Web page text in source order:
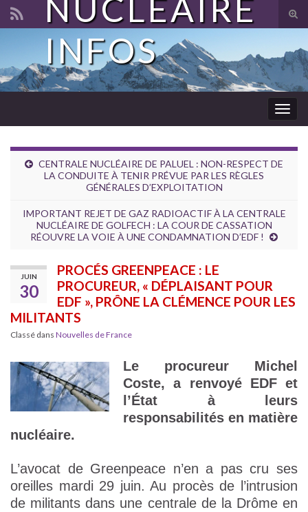
Search for:
NUCLÉAIRE
INFOS
CENTRALE NUCLÉAIRE DE PALUEL : NON-RESPECT DE
LA CONDUITE À TENIR PRÉVUE PAR LES RÈGLES
GÉNÉRALES D’EXPLOITATION
IMPORTANT REJET DE GAZ RADIOACTIF À LA CENTRALE
NUCLÉAIRE DE GOLFECH : LA COUR DE CASSATION
RÉOUVRE LA VOIE À UNE CONDAMNATION D’EDF !
JUIN
30
PROCÉS GREENPEACE : LE
PROCUREUR, « DÉPLAISANT POUR
EDF », PRÔNE LA CLÉMENCE POUR LES
MILITANTS
Classé dans Nouvelles de France
Le procureur Michel
Coste, a renvoyé EDF et
l’État à leurs
responsabilités en matière
nucléaire.
L’avocat de Greenpeace n’en a pas cru ses
oreilles mardi 29 juin. Au procès de l’intrusion
de militants dans une centrale de la Drôme en